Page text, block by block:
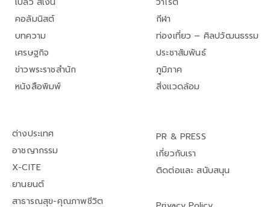
คอลัมนิสต์
บทความ
เศรษฐกิจ
ข่าวพระราชสำนัก
หนังสือพิมพ์
กีฬา
ท่องเที่ยว – ศิลปวัฒนธรรม
ประชาสัมพันธ์
ภูมิภาค
สิ่งแวดล้อม
ต่างประเทศ
อาชญากรรม
X-CITE
ยานยนต์
สาธารณสุข-คุณภาพชีวิต
PR & PRESS
เกี่ยวกับเรา
ติดต่อและ สนับสนุน